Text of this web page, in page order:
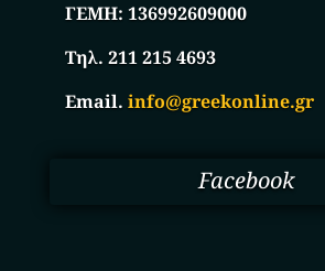
ΓΕΜΗ:136992609000
Τηλ. 211 215 4693
Email.info@greekonline.gr
Facebook